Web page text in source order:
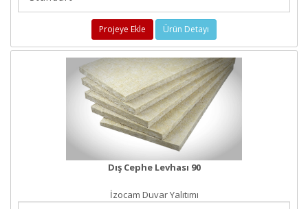
Projeye Ekle Ürün Detayı
Dış Cephe Levhası 90
İzocam Duvar Yalıtımı